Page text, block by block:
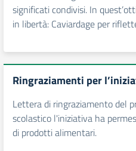
significati condivisi. In
in libertà: Caviardage per
Ringraziamenti per
Lettera di ringraziamento del
scolastico l'iniziativa ha
di prodotti alimentari.